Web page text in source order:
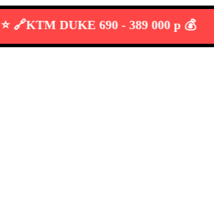
KTM DUKE 690 -389 000 р 💰